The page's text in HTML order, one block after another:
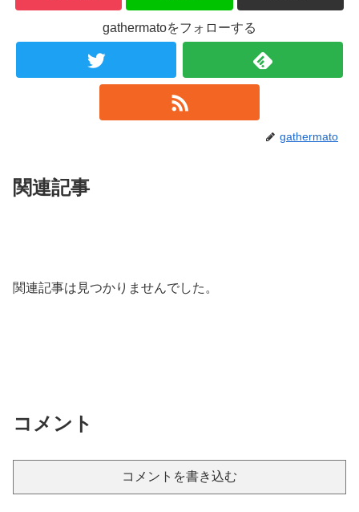
gathermatoをフォローする
gathermato
関連記事
関連記事は見つかりませんでした。
コメント
コメントを書き込む